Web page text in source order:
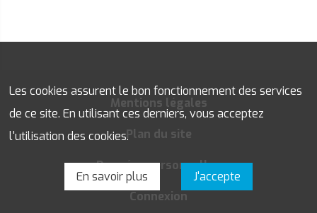
Mentions légales
Plan du site
Données personnelles
Connexion
En savoir plus J'accepte
Les cookies assurent le bon fonctionnement des services
de ce site. En utilisant ces derniers, vous acceptez
l'utilisation des cookies.